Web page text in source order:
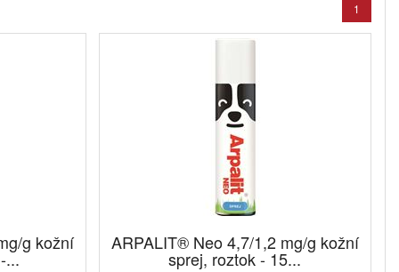
1
g kožní
...
ARPALIT® Neo 4,7/1,2 mg/g kožní
sprej, roztok - 15...